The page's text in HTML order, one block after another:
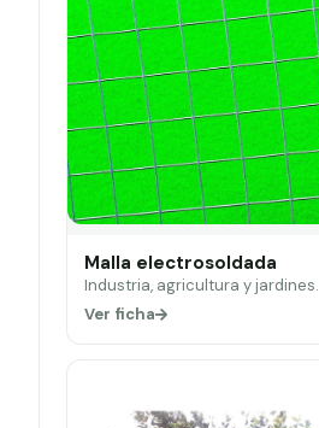
Malla electrosoldada
Industria, agricultura y jardines.
Ver ficha